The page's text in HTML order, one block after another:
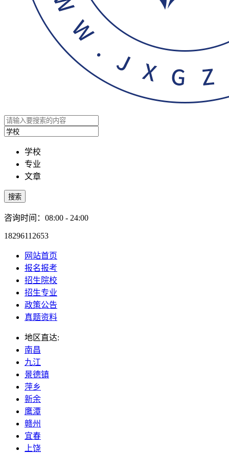
学校
专业
文章
搜索
咨询时间：08:00 - 24:00
18296112653
网站首页
报名报考
招生院校
招生专业
政策公告
真题资料
地区直达:
南昌
九江
景德镇
萍乡
新余
鹰潭
赣州
宜春
上饶